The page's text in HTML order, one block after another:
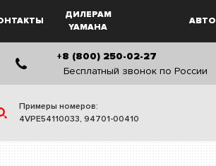
ДИЛЕРАМ
YAMAHA
+8 (800) 250-02-27
Бесплатный звонок по России
Примеры номеров:
4VPE54110033, 94701-00410